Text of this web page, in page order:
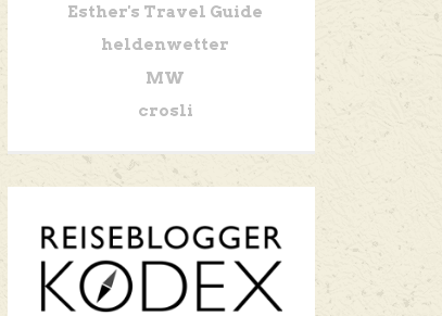
Esther's Travel Guide
heldenwetter
MW
crosli